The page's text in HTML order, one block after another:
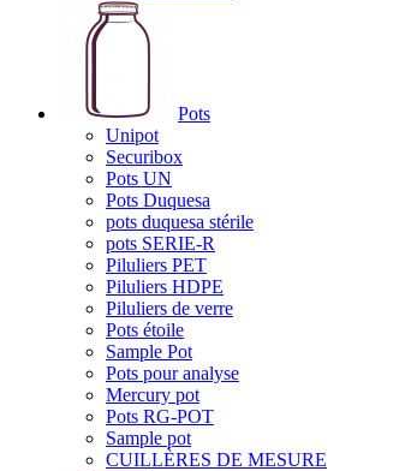
Pots
Unipot
Securibox
Pots UN
Pots Duquesa
pots duquesa stérile
pots SERIE-R
Piluliers PET
Piluliers HDPE
Piluliers de verre
Pots étoile
Sample Pot
Pots pour analyse
Mercury pot
Pots RG-POT
Sample pot
CUILLÈRES DE MESURE